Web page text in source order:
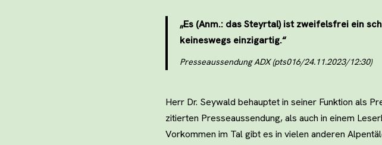
„Es (Anm.: das Steyrtal) ist zweifelsfrei ein
keineswegs einzigartig.“
Presseaussendung ADX (pts016/24.11.2023/12:30)
Herr Dr. Seywald behauptet in seiner Funktion als
zitierten Presseaussendung, als auch in einem
Vorkommen im Tal gibt es in vielen anderen